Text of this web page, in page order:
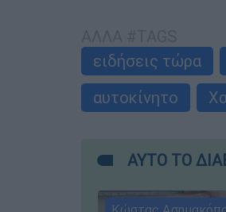
ειδήσεις τώρα
αυτοκίνητο
ΑΥΤΟ ΤΟ